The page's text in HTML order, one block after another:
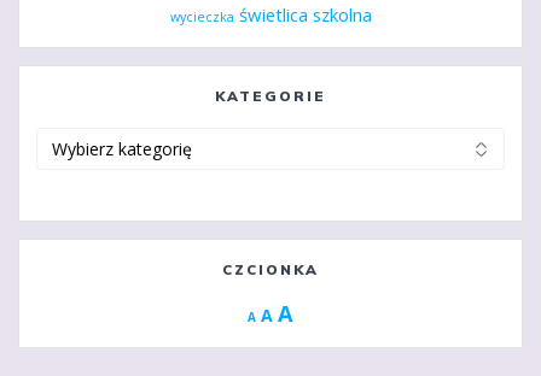
wycieczka świetlica szkolna
KATEGORIE
CZCIONKA
A Decrease
A Reset
A